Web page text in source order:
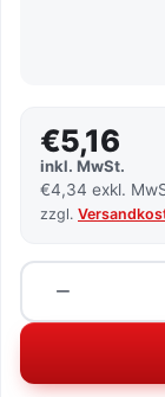
€5,16
inkl. MwSt.
€4,34 exkl.
zzgl.
−
Menge